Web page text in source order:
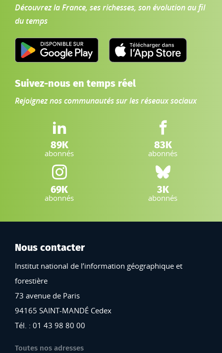
Découvrez la France, ses richesses, son évolution au fil
du temps
Suivez-nous en temps réel
Rejoignez nos communautés sur les réseaux sociaux
LinkedIn IGN :
89K
abonnés
Facebook IGN :
83K
abonnés
Instagram IGN :
69K
abonnés
Bluesky :
3K
abonnés
Nous contacter
Institut national de l’information géographique et
forestière
73 avenue de Paris
94165 SAINT-MANDÉ Cedex
Tél. : 01 43 98 80 00
Toutes nos adresses